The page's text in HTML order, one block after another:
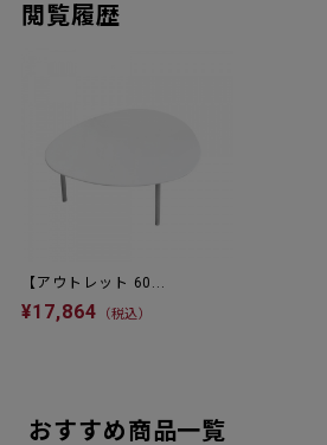
閲覧履歴
【アウトレット 60...
¥17,864 （税込）
おすすめ商品一覧